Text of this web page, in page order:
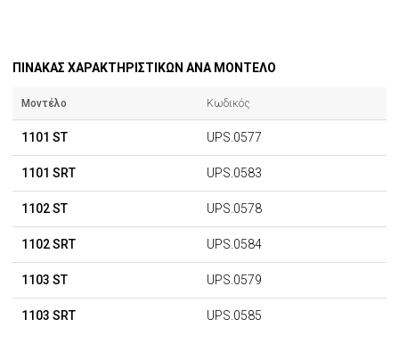
ΠΙΝΑΚΑΣ ΧΑΡΑΚΤΗΡΙΣΤΙΚΩΝ ΑΝΑ ΜΟΝΤΕΛΟ
Μοντέλο Κωδικός
1101 ST UPS.0577
1101 SRT UPS.0583
1102 ST UPS.0578
1102 SRT UPS.0584
1103 ST UPS.0579
1103 SRT UPS.0585